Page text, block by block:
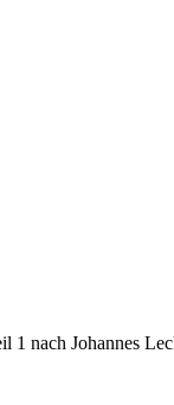
1 nach Johannes